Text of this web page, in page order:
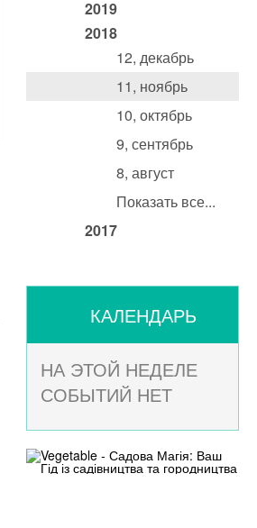
2019
2018
12, декабрь
11, ноябрь
10, октябрь
9, сентябрь
8, август
Показать все...
2017
КАЛЕНДАРЬ
НА ЭТОЙ НЕДЕЛЕ
СОБЫТИЙ НЕТ